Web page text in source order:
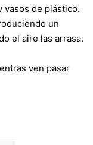
vasos de plástico.
un
el aire las arrasa.
ven pasar